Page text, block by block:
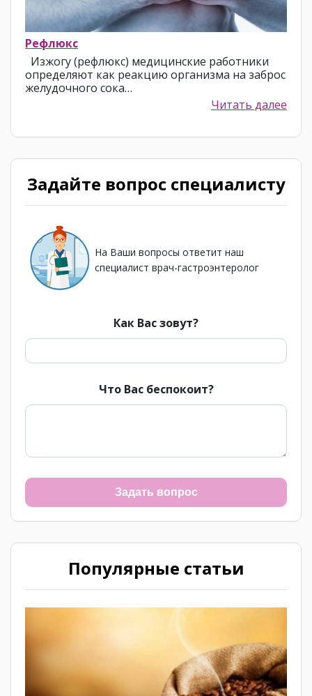
Рефлюкс
Изжогу (рефлюкс) медицинские работники
определяют как реакцию организма на заброс
желудочного сока…
Читать далее
Задайте вопрос специалисту
На Ваши вопросы ответит наш
специалист врач-гастроэнтеролог
Как Вас зовут?
Что Вас беспокоит?
Задать вопрос
Популярные статьи